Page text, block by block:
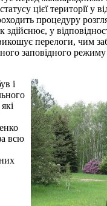
цієї території у
процедуру
у
перелоги, чим
заповідного
і
всю